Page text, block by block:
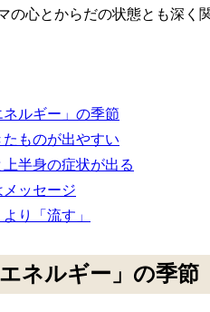
の心とからだの状態とも深く
ルギー」の季節
ものが出やすい
半身の症状が出る
ッセージ
り「流す」
ネルギー」の季節